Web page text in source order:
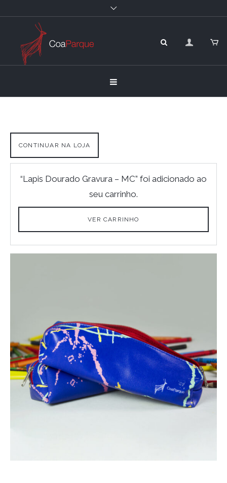
CONTINUAR NA LOJA
“Lapis Dourado Gravura – MC” foi adicionado ao
seu carrinho.
VER CARRINHO